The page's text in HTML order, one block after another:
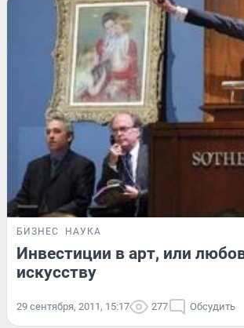
БИЗНЕС НАУКА
Инвестиции в арт, или
искусству
29 сентября, 2011, 15:17 277 Обсудить